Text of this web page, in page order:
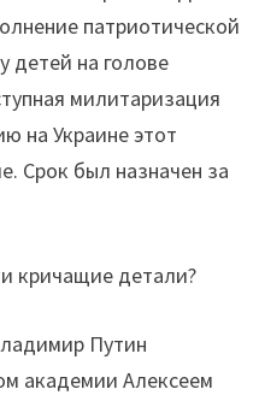
патриотической
детей на голове
милитаризация
на Украине этот
Срок был назначен за
детали?
Путин
академии Алексеем